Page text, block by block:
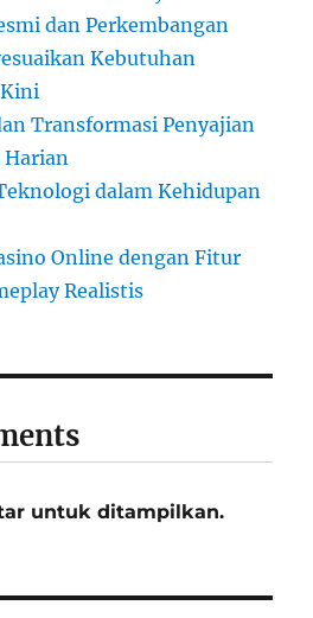
dan Perkembangan
Kebutuhan
Transformasi Penyajian
Harian
dalam Kehidupan
Online dengan Fitur
Realistis
untuk ditampilkan.